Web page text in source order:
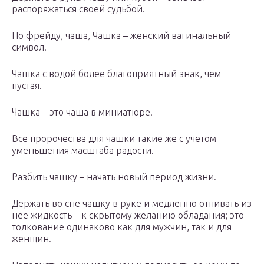
распоряжаться своей судьбой.
По фрейду, чаша, Чашка – женский вагинальный
символ.
Чашка с водой более благоприятный знак, чем
пустая.
Чашка – это чаша в миниатюре.
Все пророчества для чашки такие же с учетом
уменьшения масштаба радости.
Разбить чашку – начать новый период жизни.
Держать во сне чашку в руке и медленно отпивать из
нее жидкость – к скрытому желанию обладания; это
толкование одинаково как для мужчин, так и для
женщин.